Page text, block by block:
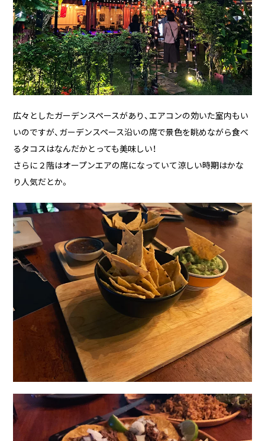
広々としたガーデンスペースがあり、エアコンの効いた室内もい
いのですが、ガーデンスペース沿いの席で景色を眺めながら食べ
るタコスはなんだかとっても美味しい！
さらに２階はオープンエアの席になっていて涼しい時期はかな
り人気だとか。